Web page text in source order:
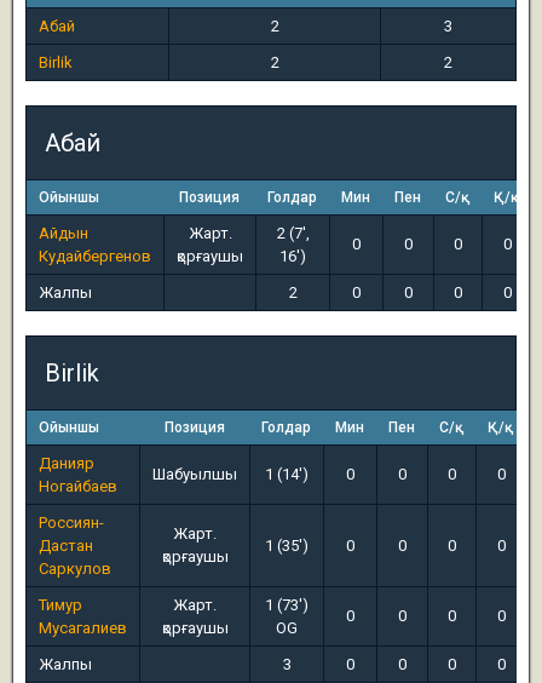
Абай 2
3
Birlik
2 2
Абай
Ойыншы Позиция Голдар Мин Пен С/қ Қ/қ
Айдын
Кудайбергенов
Жарт.
қорғаушы
2 (7',
16')
0 0 0 0
Жалпы 2 0 0 0 0
Birlik
Ойыншы Позиция Голдар Мин Пен С/қ Қ/қ
Данияр
Ногайбаев
Шабуылшы 1 (14') 0 0 0 0
Россиян-
Дастан
Саркулов
Жарт.
қорғаушы
1 (35') 0 0 0 0
Тимур
Мусагалиев
Жарт.
қорғаушы
1 (73')
OG
0 0 0 0
Жалпы 3 0 0 0 0